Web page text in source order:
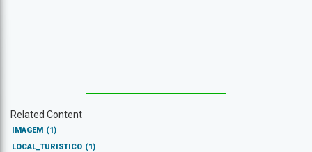
Related Content
IMAGEM (1)
LOCAL_TURISTICO (1)